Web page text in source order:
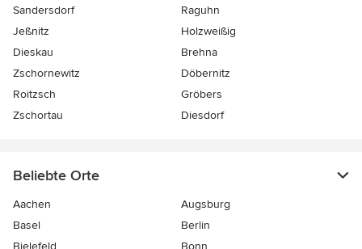
Sandersdorf
Raguhn
Jeßnitz
Holzweißig
Dieskau
Brehna
Zschornewitz
Döbernitz
Roitzsch
Gröbers
Zschortau
Diesdorf
Beliebte Orte
Aachen
Augsburg
Basel
Berlin
Bielefeld
Bonn